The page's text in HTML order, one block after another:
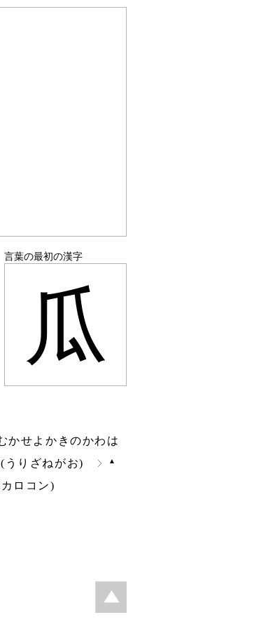
言葉の最初の漢字
瓜
かせよかきのかわは
うりざねがお) ▲
ロコン)